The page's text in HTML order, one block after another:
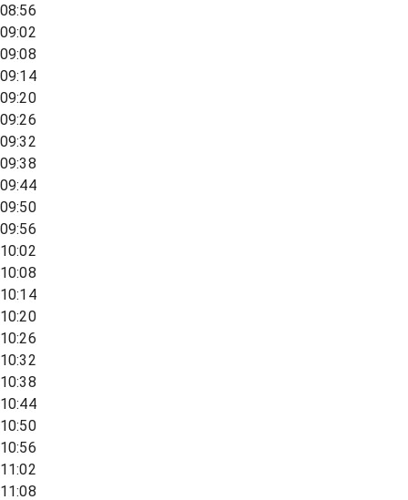
08:56
09:02
09:08
09:14
09:20
09:26
09:32
09:38
09:44
09:50
09:56
10:02
10:08
10:14
10:20
10:26
10:32
10:38
10:44
10:50
10:56
11:02
11:08